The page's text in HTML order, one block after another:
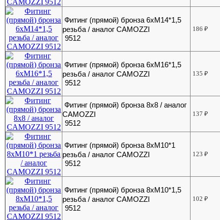
Фитинг (прямой) бронза 6хМ14*1,5
резьба / аналог CAMOZZI
9512
186₽
Фитинг (прямой) бронза 6хМ16*1,5
резьба / аналог CAMOZZI
9512
135₽
Фитинг (прямой) бронза 8х8 / аналог
CAMOZZI
9512
137₽
Фитинг (прямой) бронза 8хМ10*1
резьба / аналог CAMOZZI
9512
123₽
Фитинг (прямой) бронза 8хМ10*1,5
резьба / аналог CAMOZZI
9512
102₽